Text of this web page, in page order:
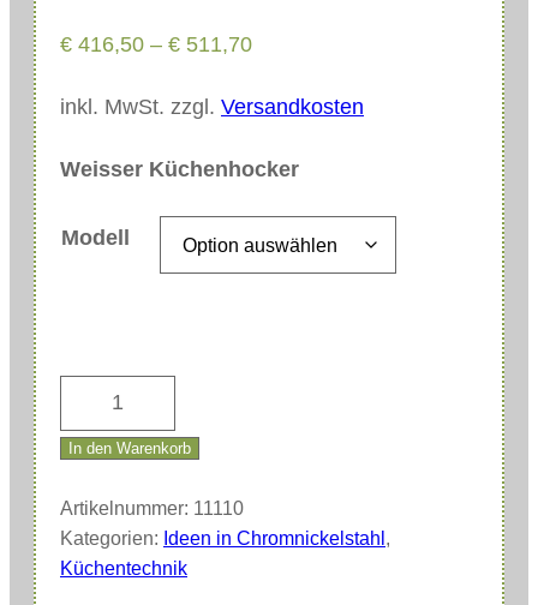
€ 416,50 – € 511,70
inkl. MwSt. zzgl. Versandkosten
Weisser Küchenhocker
Modell
e
i
s
e
In den Warenkorb
Artikelnummer: 11110
Kategorien: Ideen in Chromnickelstahl ,
Küchentechnik